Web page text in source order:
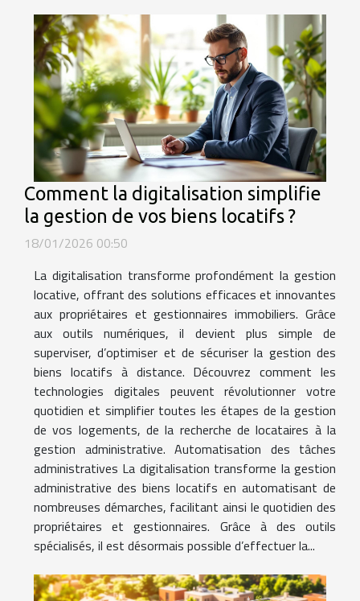
Comment la digitalisation simplifie
la gestion de vos biens locatifs ?
18/01/2026 00:50
La digitalisation transforme profondément la gestion
locative, offrant des solutions efficaces et innovantes
aux propriétaires et gestionnaires immobiliers. Grâce
aux outils numériques, il devient plus simple de
superviser, d’optimiser et de sécuriser la gestion des
biens locatifs à distance. Découvrez comment les
technologies digitales peuvent révolutionner votre
quotidien et simplifier toutes les étapes de la gestion
de vos logements, de la recherche de locataires à la
gestion administrative. Automatisation des tâches
administratives La digitalisation transforme la gestion
administrative des biens locatifs en automatisant de
nombreuses démarches, facilitant ainsi le quotidien des
propriétaires et gestionnaires. Grâce à des outils
spécialisés, il est désormais possible d’effectuer la...